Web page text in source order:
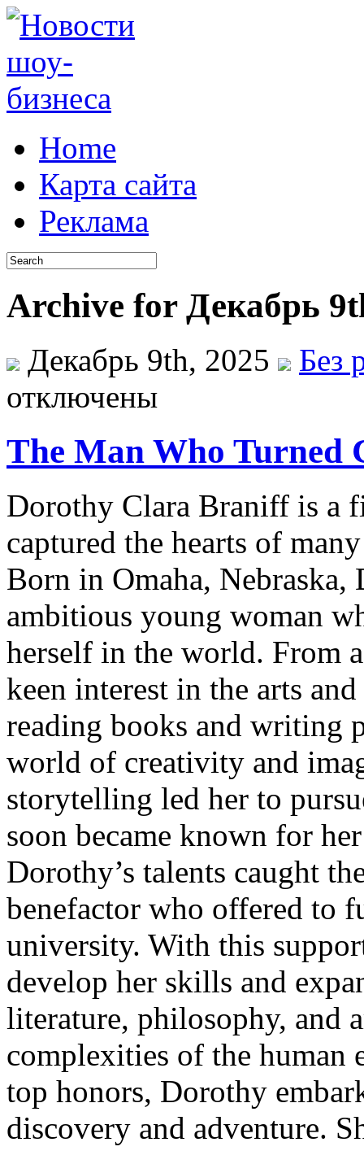
Home
Карта сайта
Реклама
Archive for Декабрь
Декабрь 9th, 2025
Без
отключены
The Man Who Turned
Dorothy Clara Braniff is a
captured the hearts of
Born in Omaha,
ambitious young woman
herself in the world. From
keen interest in the arts
reading books and writing
world of creativity and
storytelling led her to
soon became known for
Dorothy’s talents caught
benefactor who offered to
university. With this
develop her skills and
literature, philosophy, and
complexities of the human
top honors, Dorothy
discovery and adventure.